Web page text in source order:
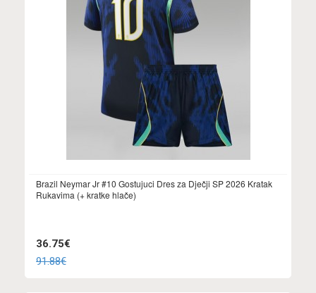
Brazil Neymar Jr #10 Gostujuci Dres za Dječji SP 2026 Kratak
Rukavima (+ kratke hlače)
36.75€
91.88€